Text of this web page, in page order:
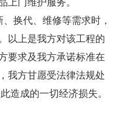
上门维护服务。
换代、维修等需求时，
以上是我方对该工程的
要求及我方承诺标准在
我方甘愿受法律法规处
造成的一切经济损失。